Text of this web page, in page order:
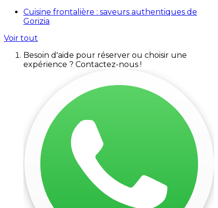
Cuisine frontalière : saveurs authentiques de
Gorizia
Voir tout
Besoin d'aide pour réserver ou choisir une
expérience ? Contactez-nous !